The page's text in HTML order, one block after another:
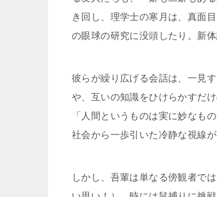
き回し、理学士の寒月は、真面
の眼球の研究に没頭したり。新
彼らが繰り広げる会話は、一見
や、互いの知識をひけらかすだ
「人間というものは実に妙なも
社会から一歩引いた冷静な視線
しかし、吾輩は単なる傍観者で